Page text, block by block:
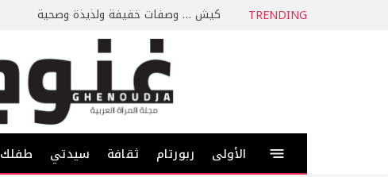
TRENDING كيش … وصفات خفيفة ولذيذة وصحية
الأولى ربورتام ثقافة سيدتي طفلك